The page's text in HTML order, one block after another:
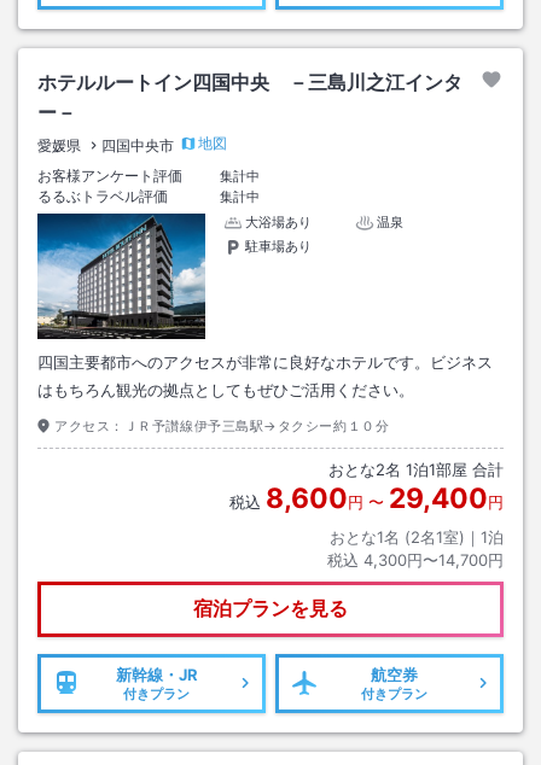
ホテルルートイン四国中央 －三島川之江インタ
ー－
愛媛県 四国中央市
地図
お客様アンケート評価
集計中
るるぶトラベル評価
集計中
大浴場あり
温泉
駐車場あり
四国主要都市へのアクセスが非常に良好なホテルです。ビジネス
はもちろん観光の拠点としてもぜひご活用ください。
アクセス： ＪＲ予讃線伊予三島駅→タクシー約１０分
おとな2名 1泊1部屋 合計
税込 8,600円 〜 29,400円
おとな1名 (2名1室)｜ 1泊
税込 4,300円〜14,700円
宿泊プランを見る
新幹線・JR
付きプラン
航空券
付きプラン